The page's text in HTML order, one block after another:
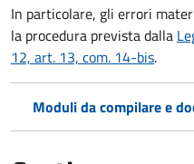
In particolare, gli errori
la procedura prevista dalla
12, art. 13, com. 14-bis.
Moduli da compilare e